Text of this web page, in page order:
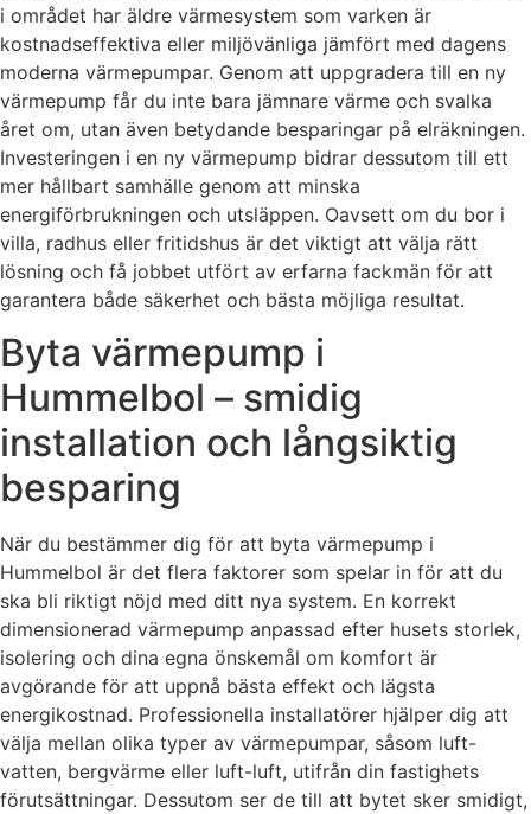
i området har äldre värmesystem som varken är
kostnadseffektiva eller miljövänliga jämfört med dagens
moderna värmepumpar. Genom att uppgradera till en ny
värmepump får du inte bara jämnare värme och svalka
året om, utan även betydande besparingar på elräkningen.
Investeringen i en ny värmepump bidrar dessutom till ett
mer hållbart samhälle genom att minska
energiförbrukningen och utsläppen. Oavsett om du bor i
villa, radhus eller fritidshus är det viktigt att välja rätt
lösning och få jobbet utfört av erfarna fackmän för att
garantera både säkerhet och bästa möjliga resultat.
Byta värmepump i
Hummelbol – smidig
installation och långsiktig
besparing
När du bestämmer dig för att byta värmepump i
Hummelbol är det flera faktorer som spelar in för att du
ska bli riktigt nöjd med ditt nya system. En korrekt
dimensionerad värmepump anpassad efter husets storlek,
isolering och dina egna önskemål om komfort är
avgörande för att uppnå bästa effekt och lägsta
energikostnad. Professionella installatörer hjälper dig att
välja mellan olika typer av värmepumpar, såsom luft-
vatten, bergvärme eller luft-luft, utifrån din fastighets
förutsättningar. Dessutom ser de till att bytet sker smidigt,